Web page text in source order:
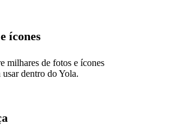
ícones
milhares de fotos e ícones
usar dentro do Yola.